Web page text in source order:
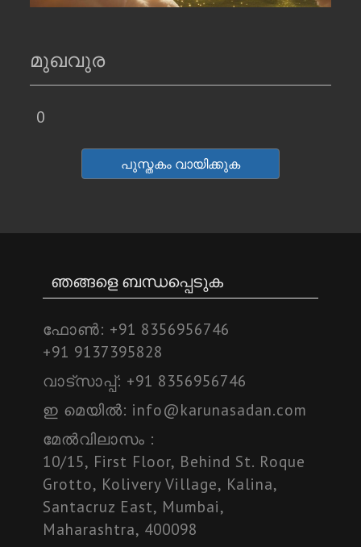
മുഖവുര
0
പുസ്തകം വായിക്കുക
ഞങ്ങളെ ബന്ധപ്പെടുക
ഫോണ്‍: +91 8356956746
+91 9137395828
വാട്സാപ്പ്: +91 8356956746
ഇ മെയില്‍: info@karunasadan.com
മേല്‍വിലാസം :
10/15, First Floor, Behind St. Roque
Grotto, Kolivery Village, Kalina,
Santacruz East, Mumbai,
Maharashtra, 400098